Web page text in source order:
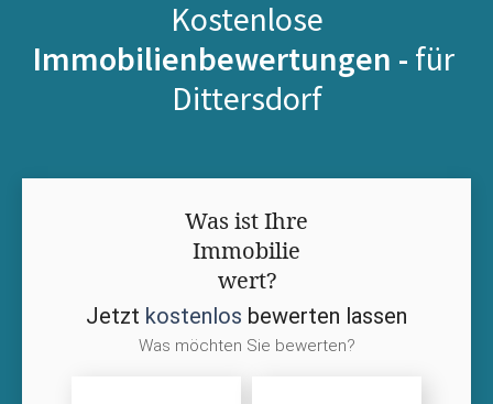
Kostenlose
Immobilienbewertungen - für
Dittersdorf
Was ist Ihre
Immobilie
wert?
Jetzt kostenlos bewerten lassen
Was möchten Sie bewerten?